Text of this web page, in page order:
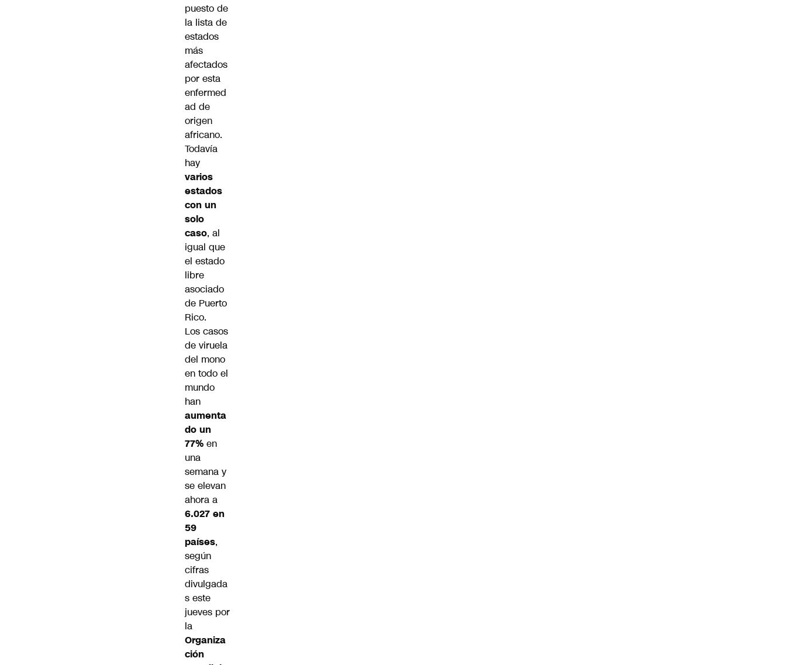
puesto de
la lista de
estados
más
afectados
por esta
enfermed
ad de
origen
africano.
Todavía
hay
varios
estados
con un
solo
caso, al
igual que
el estado
libre
asociado
de Puerto
Rico.
Los casos
de viruela
del mono
en todo el
mundo
han
aumenta
do un
77% en
una
semana y
se elevan
ahora a
6.027 en
59
países,
según
cifras
divulgada
s este
jueves por
la
Organiza
ción